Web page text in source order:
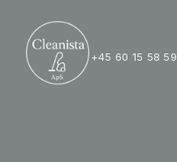
+45 60 15 58 59